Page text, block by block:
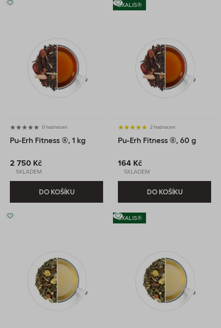
0 hodnocení
Pu-Erh Fitness ®, 1 kg
2 750 Kč
SKLADEM
DO KOŠÍKU
OXALIS®
2 hodnocení
Pu-Erh Fitness ®, 60 g
164 Kč
SKLADEM
DO KOŠÍKU
OXALIS®